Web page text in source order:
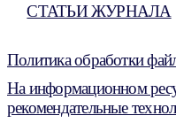
СТАТЬИ ЖУРНАЛА
Политика обработки
На информационном
рекомендательные